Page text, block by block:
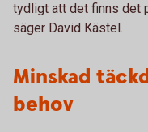
tydligt att det finns det
säger David Kästel.
Minskad
behov